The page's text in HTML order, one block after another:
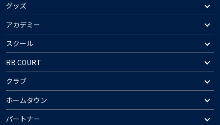
グッズ
アカデミー
スクール
RB COURT
クラブ
ホームタウン
パートナー